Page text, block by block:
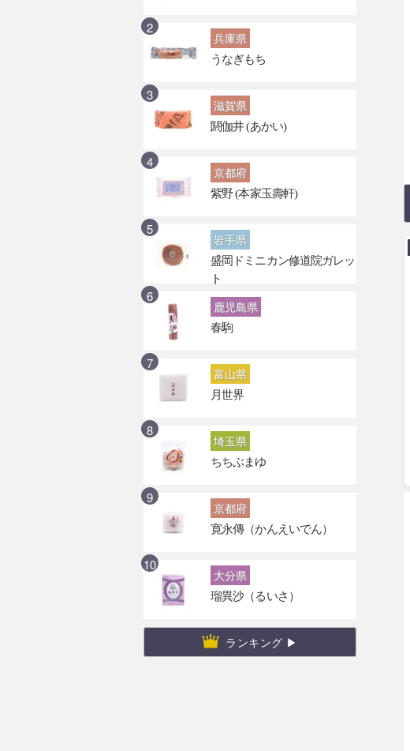
兵庫県
うなぎもち
滋賀県
閼伽井 (あかい)
京都府
紫野 (本家玉壽軒)
岩手県
盛岡ドミニカン修道院ガレッ
ト
鹿児島県
春駒
富山県
月世界
埼玉県
ちちぶまゆ
京都府
寛永傳（かんえいでん）
大分県
瑠異沙（るいさ）
ランキング ▶